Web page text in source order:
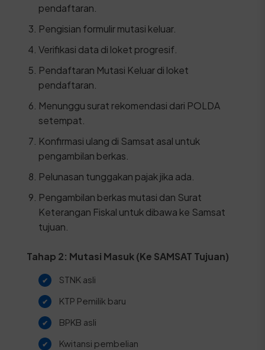
pendaftaran.
Pengisian formulir mutasi keluar.
Verifikasi data di loket progresif.
Pendaftaran Mutasi Keluar di loket
pendaftaran.
Menunggu surat rekomendasi dari POLDA
setempat.
Konfirmasi ulang di Samsat asal untuk
pengambilan berkas.
Pelunasan tunggakan pajak jika ada.
Pengambilan berkas mutasi dan Surat
Keterangan Fiskal untuk dibawa ke Samsat
tujuan.
Tahap 2: Mutasi Masuk (Ke SAMSAT Tujuan)
STNK asli
KTP Pemilik baru
BPKB asli
Kwitansi pembelian